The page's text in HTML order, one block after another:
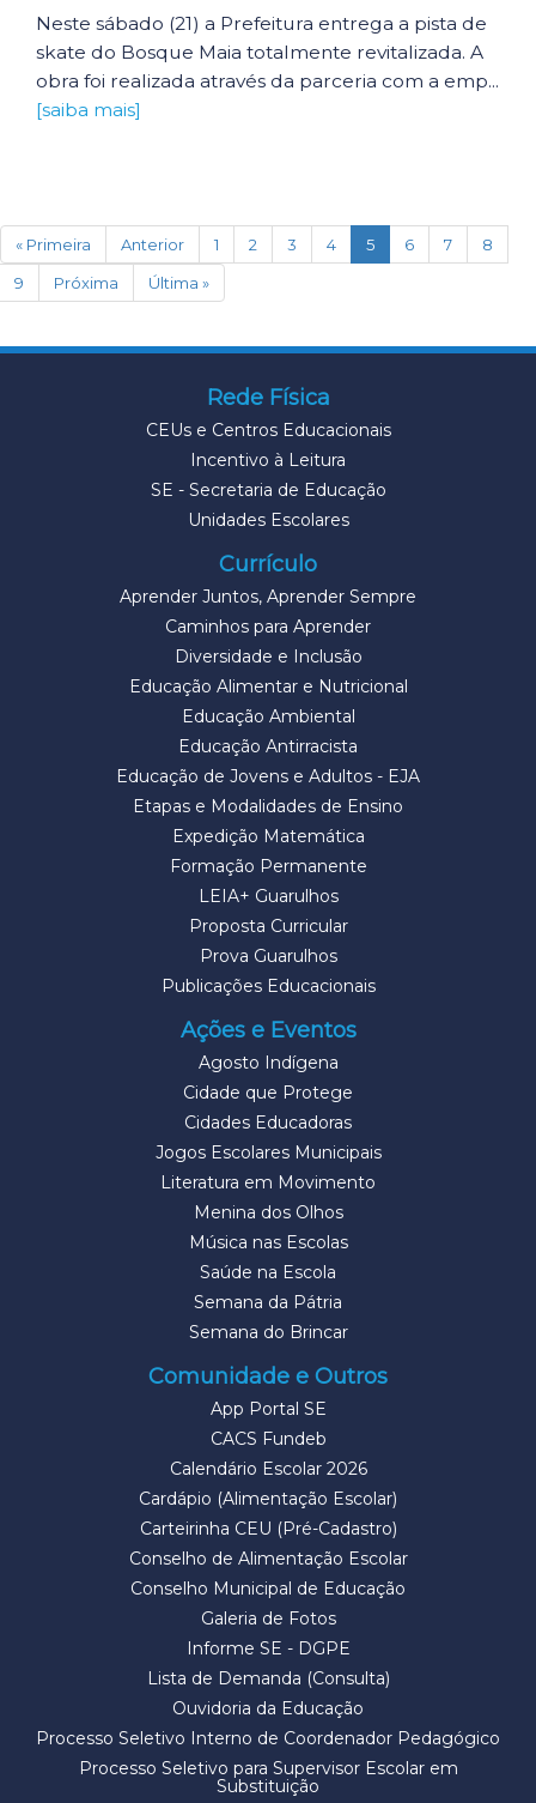
Neste sábado (21) a Prefeitura entrega a pista de
skate do Bosque Maia totalmente revitalizada. A
obra foi realizada através da parceria com a emp...
[saiba mais]
« Primeira Anterior 1 2 3 4 5(current)
6 7
8
9
Próxima Última »
Rede Física
CEUs e Centros Educacionais
Incentivo à Leitura
SE - Secretaria de Educação
Unidades Escolares
Currículo
Aprender Juntos, Aprender Sempre
Caminhos para Aprender
Diversidade e Inclusão
Educação Alimentar e Nutricional
Educação Ambiental
Educação Antirracista
Educação de Jovens e Adultos - EJA
Etapas e Modalidades de Ensino
Expedição Matemática
Formação Permanente
LEIA+ Guarulhos
Proposta Curricular
Prova Guarulhos
Publicações Educacionais
Ações e Eventos
Agosto Indígena
Cidade que Protege
Cidades Educadoras
Jogos Escolares Municipais
Literatura em Movimento
Menina dos Olhos
Música nas Escolas
Saúde na Escola
Semana da Pátria
Semana do Brincar
Comunidade e Outros
App Portal SE
CACS Fundeb
Calendário Escolar 2026
Cardápio (Alimentação Escolar)
Carteirinha CEU (Pré-Cadastro)
Conselho de Alimentação Escolar
Conselho Municipal de Educação
Galeria de Fotos
Informe SE - DGPE
Lista de Demanda (Consulta)
Ouvidoria da Educação
Processo Seletivo Interno de Coordenador Pedagógico
Processo Seletivo para Supervisor Escolar em
Substituição